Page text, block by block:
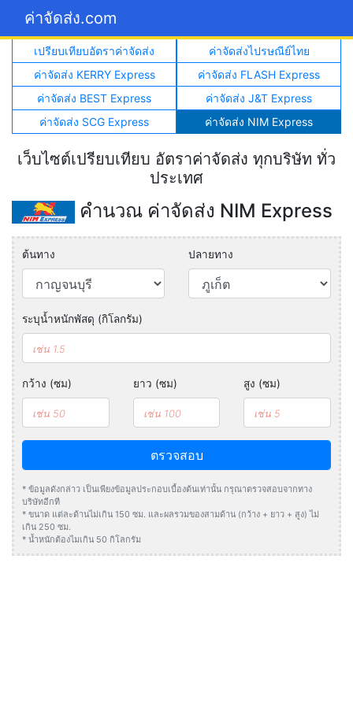
ค่าจัดส่ง.com
เปรียบเทียบอัตราค่าจัดส่ง
ค่าจัดส่งไปรษณีย์ไทย
ค่าจัดส่ง KERRY Express
ค่าจัดส่ง FLASH Express
ค่าจัดส่ง BEST Express
ค่าจัดส่ง J&T Express
ค่าจัดส่ง SCG Express
ค่าจัดส่ง NIM Express
เว็บไซต์เปรียบเทียบ อัตราค่าจัดส่ง ทุกบริษัท ทั่ว
ประเทศ
คำนวณ ค่าจัดส่ง NIM Express
ต้นทาง ปลายทาง
ระบุน้ำหนักพัสดุ (กิโลกรัม)
กว้าง (ซม) ยาว (ซม) สูง (ซม)
ตรวจสอบ
* ข้อมูลดังกล่าว เป็นเพียงข้อมูลประกอบเบื้องต้นเท่านั้น กรุณาตรวจสอบจากทาง
บริษัทอีกที
* ขนาด แต่ละด้านไม่เกิน 150 ซม. และผลรวมของสามด้าน (กว้าง + ยาว + สูง) ไม่
เกิน 250 ซม.
* น้ำหนักต้องไมเกิน 50 กิโลกรัม